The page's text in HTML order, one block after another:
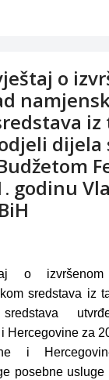
o
iz
dijela
godinu
o
sredstava iz
Hercegovine za
i
posebne usluge